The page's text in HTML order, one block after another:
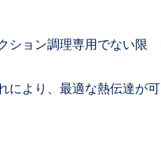
ション調理専用でない限
により、最適な熱伝達が可